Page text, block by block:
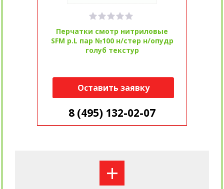
Перчатки смотр нитриловые
SFM р.L пар №100 н/стер н/опудр
голуб текстур
Оставить заявку
8 (495) 132-02-07
+